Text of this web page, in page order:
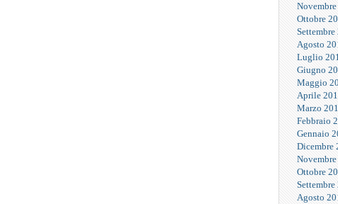
Ottobre
Settembre
Agosto
Luglio
Giugno
Maggio
Aprile
Marzo
Febbraio
Gennaio
Dicembre
Ottobre
Settembre
Agosto